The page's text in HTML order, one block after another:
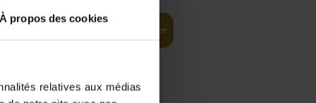
À propos des cookies
relatives aux médias
Ajouter au panier